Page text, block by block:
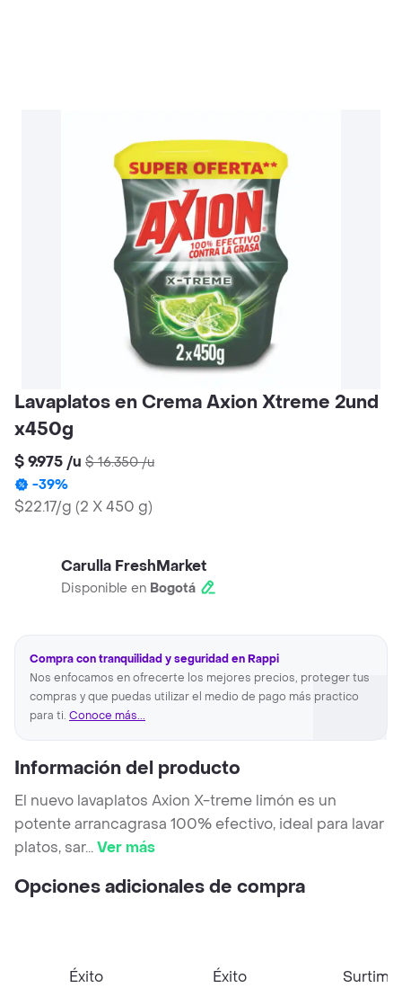
Lavaplatos en Crema Axion Xtreme 2und
x450g
$ 9.975 /u $ 16.350/u
-39%
$22.17/g (2 X 450 g)
Carulla FreshMarket
Disponible en Bogotá
Compra con tranquilidad y seguridad en Rappi
Nos enfocamos en ofrecerte los mejores precios, proteger tus
compras y que puedas utilizar el medio de pago más practico
para ti. Conoce más...
Información del producto
El nuevo lavaplatos Axion X-treme limón es un
potente arrancagrasa 100% efectivo, ideal para lavar
platos, sar...Ver más
Opciones adicionales de compra
Éxito
Éxito